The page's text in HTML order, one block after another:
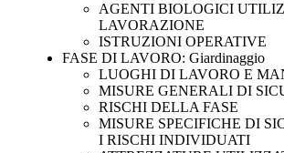
AGENTI BIOLOGICI
LAVORAZIONE
ISTRUZIONI OPERATIVE
FASE DI LAVORO: Giardinaggio
LUOGHI DI LAVORO E
MISURE GENERALI DI
RISCHI DELLA FASE
MISURE SPECIFICHE DI
I RISCHI INDIVIDUATI